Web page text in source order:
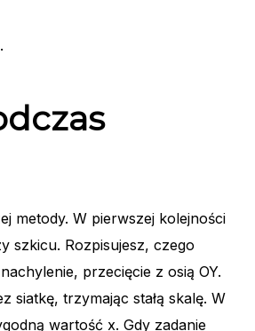
metody. W pierwszej kolejności
szkicu. Rozpisujesz, czego
przecięcie z osią OY.
siatkę, trzymając stałą skalę. W
wartość x. Gdy zadanie